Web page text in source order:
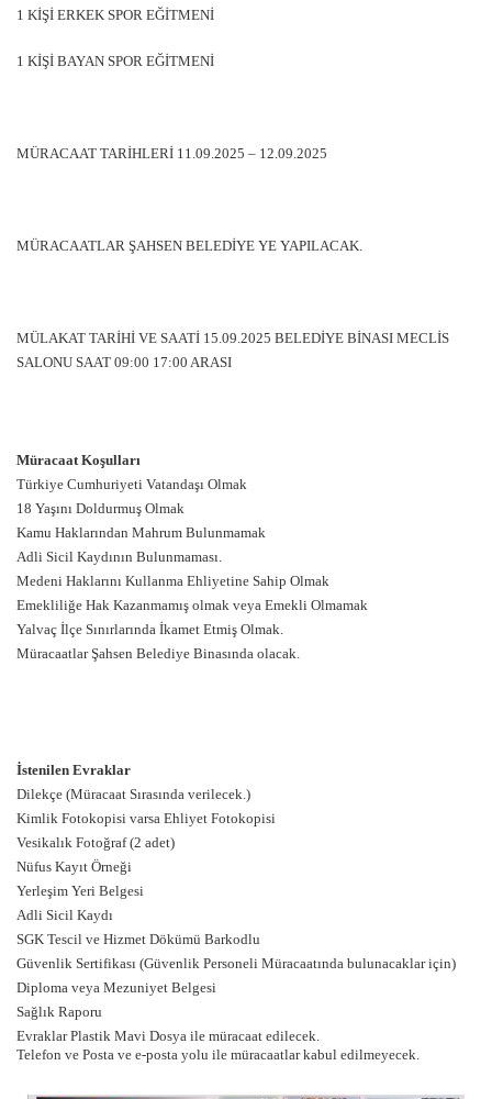
1 KİŞİ ERKEK SPOR EĞİTMENİ
1 KİŞİ BAYAN SPOR EĞİTMENİ
MÜRACAAT TARİHLERİ 11.09.2025 – 12.09.2025
MÜRACAATLAR ŞAHSEN BELEDİYE YE YAPILACAK.
MÜLAKAT TARİHİ VE SAATİ 15.09.2025 BELEDİYE BİNASI MECLİS
SALONU SAAT 09:00 17:00 ARASI
Müracaat Koşulları
Türkiye Cumhuriyeti Vatandaşı Olmak
18 Yaşını Doldurmuş Olmak
Kamu Haklarından Mahrum Bulunmamak
Adli Sicil Kaydının Bulunmaması.
Medeni Haklarını Kullanma Ehliyetine Sahip Olmak
Emekliliğe Hak Kazanmamış olmak veya Emekli Olmamak
Yalvaç İlçe Sınırlarında İkamet Etmiş Olmak.
Müracaatlar Şahsen Belediye Binasında olacak.
İstenilen Evraklar
Dilekçe (Müracaat Sırasında verilecek.)
Kimlik Fotokopisi varsa Ehliyet Fotokopisi
Vesikalık Fotoğraf (2 adet)
Nüfus Kayıt Örneği
Yerleşim Yeri Belgesi
Adli Sicil Kaydı
SGK Tescil ve Hizmet Dökümü Barkodlu
Güvenlik Sertifikası (Güvenlik Personeli Müracaatında bulunacaklar için)
Diploma veya Mezuniyet Belgesi
Sağlık Raporu
Evraklar Plastik Mavi Dosya ile müracaat edilecek.
Telefon ve Posta ve e-posta yolu ile müracaatlar kabul edilmeyecek.